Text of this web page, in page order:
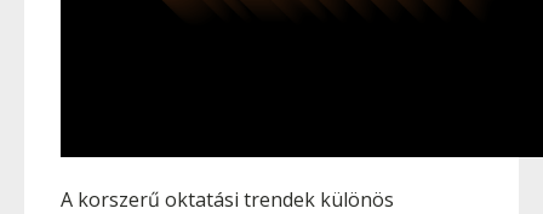
A korszerű oktatási trendek különös